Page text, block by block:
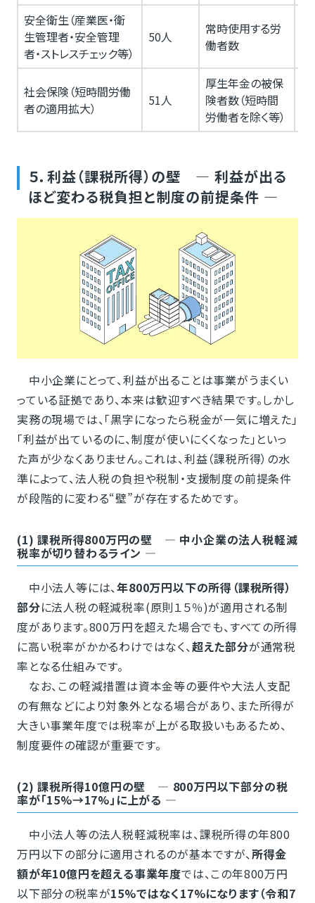
安全衛生（産業医・衛
生管理者・安全管理
者・ストレスチェック等）
50人
常時使用する労
働者数
社会保険（短時間労働
者の適用拡大）
51人
厚生年金の被保
険者数（短時間
労働者を除く等）
５．利益（課税所得）の壁 ― 利益が出る
ほど変わる税負担と制度の前提条件 ―
中小企業にとって、利益が出ることは事業がうまくい
っている証拠であり、本来は歓迎すべき結果です。しかし
実務の現場では、「黒字になったら税金が一気に増えた」
「利益が出ているのに、制度が使いにくくなった」といっ
た声が少なくありません。これは、利益（課税所得）の水
準によって、法人税の負担や税制・支援制度の前提条件
が段階的に変わる“壁”が存在するためです。
(1) 課税所得800万円の壁 ― 中小企業の法人税軽減
税率が切り替わるライン ―
中小法人等には、年800万円以下の所得（課税所得）
部分に法人税の軽減税率(原則１５％)が適用される制
度があります。800万円を超えた場合でも、すべての所得
に高い税率がかかるわけではなく、超えた部分が通常税
率となる仕組みです。
なお、この軽減措置は資本金等の要件や大法人支配
の有無などにより対象外となる場合があり、また所得が
大きい事業年度では税率が上がる取扱いもあるため、
制度要件の確認が重要です。
(2) 課税所得10億円の壁 ― 800万円以下部分の税
率が「15%→17%」に上がる ―
中小法人等の法人税軽減税率は、課税所得の年800
万円以下の部分に適用されるのが基本ですが、所得金
額が年10億円を超える事業年度では、この年800万円
以下部分の税率が15%ではなく17%になります（令和7